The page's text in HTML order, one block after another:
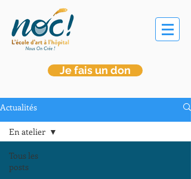
Je fais un don
Actualités
Tous les
posts
En atelier